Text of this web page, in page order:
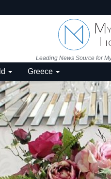
Leading News Source for
Greece